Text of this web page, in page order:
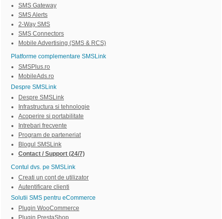
SMS Gateway
SMS Alerts
2-Way SMS
SMS Connectors
Mobile Advertising (SMS & RCS)
Platforme complementare SMSLink
SMSPlus.ro
MobileAds.ro
Despre SMSLink
Despre SMSLink
Infrastructura si tehnologie
Acoperire si portabilitate
Intrebari frecvente
Program de parteneriat
Blogul SMSLink
Contact / Support (24/7)
Contul dvs. pe SMSLink
Creati un cont de utilizator
Autentificare clienti
Solutii SMS pentru eCommerce
Plugin WooCommerce
Plugin PrestaShop